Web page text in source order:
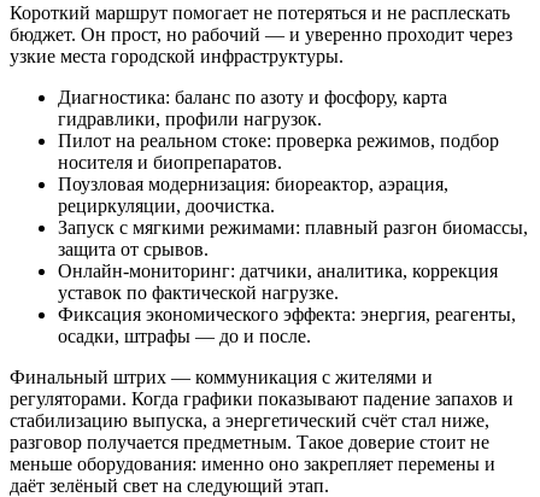
Короткий маршрут помогает не потеряться и не расплескать
бюджет. Он прост, но рабочий — и уверенно проходит через
узкие места городской инфраструктуры.
Диагностика: баланс по азоту и фосфору, карта
гидравлики, профили нагрузок.
Пилот на реальном стоке: проверка режимов, подбор
носителя и биопрепаратов.
Поузловая модернизация: биореактор, аэрация,
рециркуляции, доочистка.
Запуск с мягкими режимами: плавный разгон биомассы,
защита от срывов.
Онлайн-мониторинг: датчики, аналитика, коррекция
уставок по фактической нагрузке.
Фиксация экономического эффекта: энергия, реагенты,
осадки, штрафы — до и после.
Финальный штрих — коммуникация с жителями и
регуляторами. Когда графики показывают падение запахов и
стабилизацию выпуска, а энергетический счёт стал ниже,
разговор получается предметным. Такое доверие стоит не
меньше оборудования: именно оно закрепляет перемены и
даёт зелёный свет на следующий этап.